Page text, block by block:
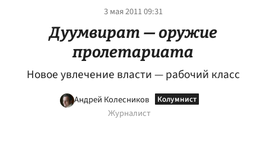
3 мая 2011 09:31
Дуумвират — оружие
пролетариата
Новое увлечение власти — рабочий класс
Андрей Колесников
Журналист